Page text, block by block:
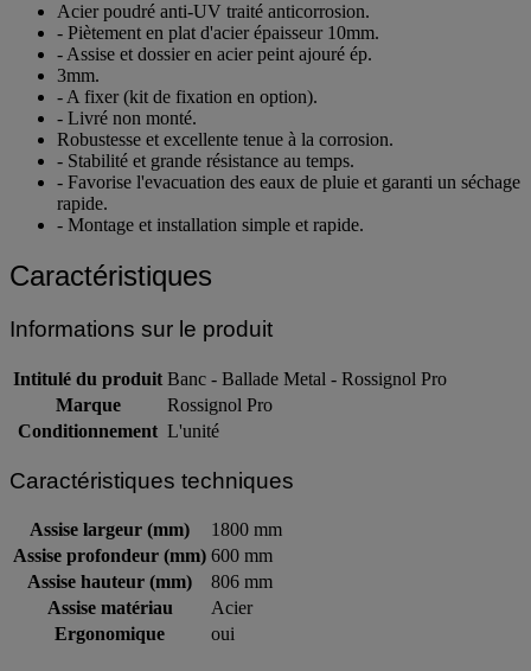
Acier poudré anti-UV traité anticorrosion.
- Piètement en plat d'acier épaisseur 10mm.
- Assise et dossier en acier peint ajouré ép.
3mm.
- A fixer (kit de fixation en option).
- Livré non monté.
Robustesse et excellente tenue à la corrosion.
- Stabilité et grande résistance au temps.
- Favorise l'evacuation des eaux de pluie et garanti un séchage
rapide.
- Montage et installation simple et rapide.
Caractéristiques
Informations sur le produit
Intitulé du produit Banc - Ballade Metal - Rossignol Pro
Marque
Rossignol Pro
Conditionnement L'unité
Caractéristiques techniques
Assise largeur (mm)
1800 mm
Assise profondeur (mm) 600 mm
Assise hauteur (mm)
806 mm
Assise matériau
Acier
Ergonomique
oui